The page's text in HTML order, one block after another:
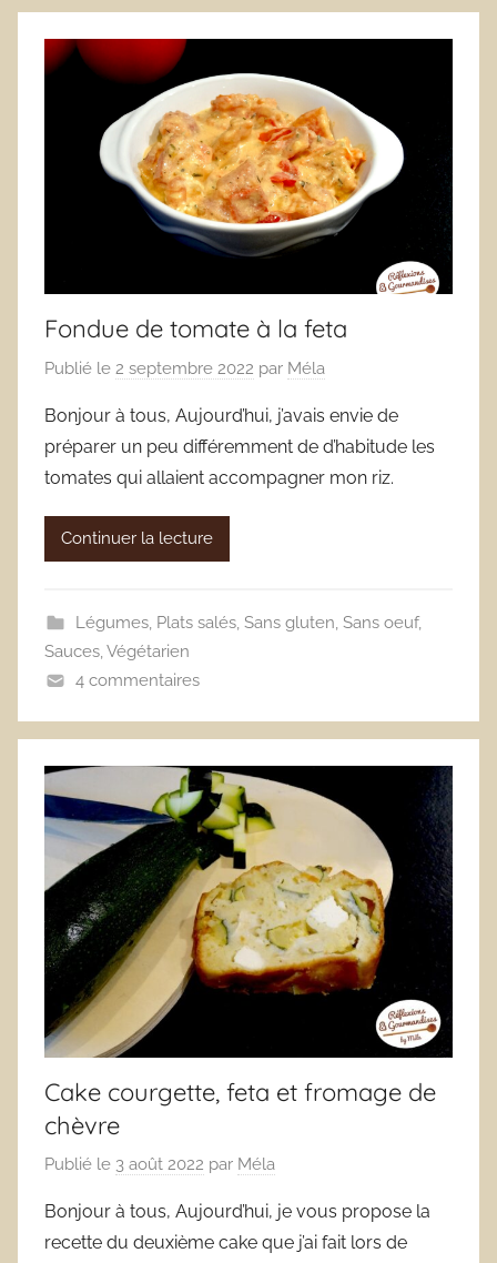
Fondue de tomate à la feta
Publié le 2 septembre 2022 par Méla
Bonjour à tous, Aujourd’hui, j’avais envie de
préparer un peu différemment de d’habitude les
tomates qui allaient accompagner mon riz.
Continuer la lecture
Légumes, Plats salés, Sans gluten Sans oeuf,
Sauces Végétarien
4 commentaires
Cake courgette, feta et fromage de
chèvre
Publié le 3 août 2022 par Méla
Bonjour à tous, Aujourd’hui, je vous propose la
recette du deuxième cake que j’ai fait lors de